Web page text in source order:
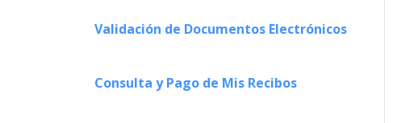
Validación de Documentos Electrónicos
Consulta y Pago de Mis Recibos